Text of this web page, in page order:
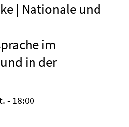
| Nationale und
im
in der
- 18:00